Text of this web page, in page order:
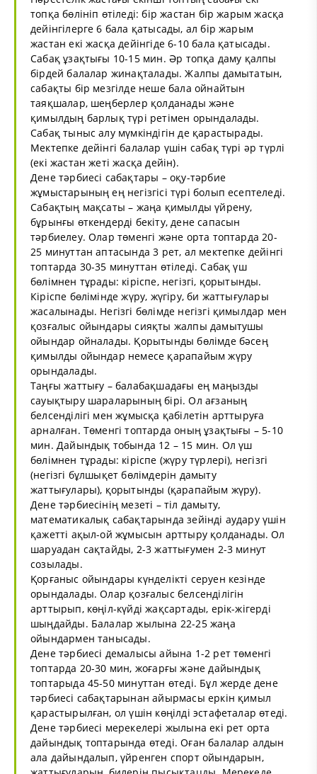
топқа бөлініп өтіледі: бір жастан бір жарым жасқа
дейінгілерге 6 бала қатысады, ал бір жарым
жастан екі жасқа дейінгіде 6-10 бала қатысады.
Сабақ ұзақтығы 10-15 мин. Әр топқа даму қалпы
бірдей балалар жинақталады. Жалпы дамытатын,
сабақты бір мезгілде неше бала ойнайтын
таяқшалар, шеңберлер қолданады және
қимылдың барлық түрі ретімен орындалады.
Сабақ тыныс алу мүмкіндігін де қарастырады.
Мектепке дейінгі балалар үшін сабақ түрі әр түрлі
(екі жастан жеті жасқа дейін).
Дене тәрбиесі сабақтары – оқу-тәрбие
жұмыстарының ең негізгісі түрі болып есептеледі.
Сабақтың мақсаты – жаңа қимылды үйрену,
бұрынғы өткендерді бекіту, дене сапасын
тәрбиелеу. Олар төменгі және орта топтарда 20-
25 минуттан аптасында 3 рет, ал мектепке дейінгі
топтарда 30-35 минуттан өтіледі. Сабақ үш
бөлімнен тұрады: кіріспе, негізгі, қорытынды.
Кіріспе бөлімінде жүру, жүгіру, би жаттығулары
жасалынады. Негізгі бөлімде негізгі қимылдар мен
қозғалыс ойындары сияқты жалпы дамытушы
ойындар ойналады. Қорытынды бөлімде бәсең
қимылды ойындар немесе қарапайым жүру
орындалады.
Таңғы жаттығу – балабақшадағы ең маңызды
сауықтыру шараларының бірі. Ол ағзаның
белсенділігі мен жұмысқа қабілетін арттыруға
арналған. Төменгі топтарда оның ұзақтығы – 5-10
мин. Дайындық тобында 12 – 15 мин. Ол үш
бөлімнен тұрады: кіріспе (жүру түрлері), негізгі
(негізгі бұлшықет бөлімдерін дамыту
жаттығулары), қорытынды (қарапайым жүру).
Дене тәрбиесінің мезеті – тіл дамыту,
математикалық сабақтарында зейінді аудару үшін
қажетті ақыл-ой жұмысын арттыру қолданады. Ол
шаруадан сақтайды, 2-3 жаттығумен 2-3 минут
созылады.
Қорғаныс ойындары күнделікті серуен кезінде
орындалады. Олар қозғалыс белсенділігін
арттырып, көңіл-күйді жақсартады, ерік-жігерді
шыңдайды. Балалар жылына 22-25 жаңа
ойындармен танысады.
Дене тәрбиесі демалысы айына 1-2 рет төменгі
топтарда 20-30 мин, жоғарғы және дайындық
топтарыда 45-50 минуттан өтеді. Бұл жерде дене
тәрбиесі сабақтарынан айырмасы еркін қимыл
қарастырылған, ол үшін көңілді эстафеталар өтеді.
Дене тәрбиесі мерекелері жылына екі рет орта
дайындық топтарында өтеді. Оған балалар алдын
ала дайындалып, үйренген спорт ойындарын,